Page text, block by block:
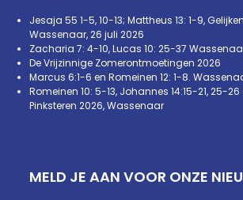
Jesaja 55 1-5, 10-13; Mattheus 13: 1-9,
Wassenaar, 26 juli 2026
Zacharia 7: 4-10, Lucas 10: 25-37
De Vrijzinnige Zomerontmoetingen 2026
Marcus 6:1-6 en Romeinen 12: 1-8.
Romeinen 10: 5-13, Johannes 14:15-21, 25-26
Pinksteren 2026, Wassenaar
MELD JE AAN VOOR ONZE